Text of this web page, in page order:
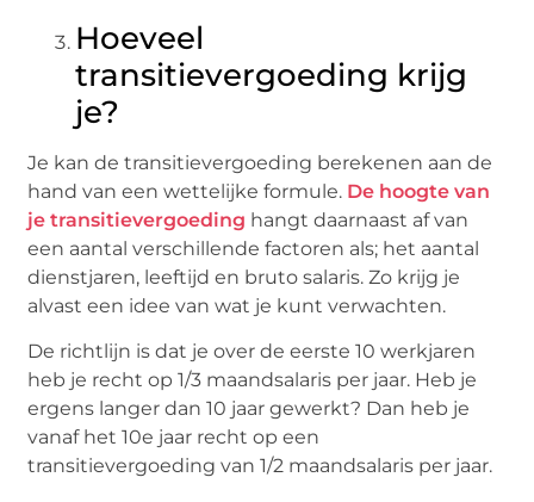
Hoeveel
transitievergoeding krijg
je?
Je kan de transitievergoeding berekenen aan de
hand van een wettelijke formule. De hoogte van
je transitievergoeding hangt daarnaast af van
een aantal verschillende factoren als; het aantal
dienstjaren, leeftijd en bruto salaris. Zo krijg je
alvast een idee van wat je kunt verwachten.
De richtlijn is dat je over de eerste 10 werkjaren
heb je recht op 1/3 maandsalaris per jaar. Heb je
ergens langer dan 10 jaar gewerkt? Dan heb je
vanaf het 10e jaar recht op een
transitievergoeding van 1/2 maandsalaris per jaar.